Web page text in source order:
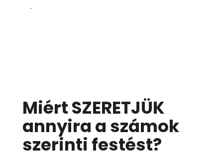
.
Miért SZERETJÜK
annyira a számok
szerinti festést?